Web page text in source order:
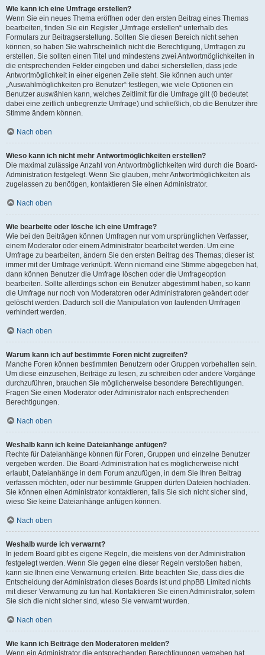
Wie kann ich eine Umfrage erstellen?
Wenn Sie ein neues Thema eröffnen oder den ersten Beitrag eines Themas
bearbeiten, finden Sie ein Register „Umfrage erstellen“ unterhalb des
Formulars zur Beitragserstellung. Sollten Sie diesen Bereich nicht sehen
können, so haben Sie wahrscheinlich nicht die Berechtigung, Umfragen zu
erstellen. Sie sollten einen Titel und mindestens zwei Antwortmöglichkeiten in
die entsprechenden Felder eingeben und dabei sicherstellen, dass jede
Antwortmöglichkeit in einer eigenen Zeile steht. Sie können auch unter
„Auswahlmöglichkeiten pro Benutzer“ festlegen, wie viele Optionen ein
Benutzer auswählen kann, welches Zeitlimit für die Umfrage gilt (0 bedeutet
dabei eine zeitlich unbegrenzte Umfrage) und schließlich, ob die Benutzer ihre
Stimme ändern können.
Nach oben
Wieso kann ich nicht mehr Antwortmöglichkeiten erstellen?
Die maximal zulässige Anzahl von Antwortmöglichkeiten wird durch die Board-
Administration festgelegt. Wenn Sie glauben, mehr Antwortmöglichkeiten als
zugelassen zu benötigen, kontaktieren Sie einen Administrator.
Nach oben
Wie bearbeite oder lösche ich eine Umfrage?
Wie bei den Beiträgen können Umfragen nur vom ursprünglichen Verfasser,
einem Moderator oder einem Administrator bearbeitet werden. Um eine
Umfrage zu bearbeiten, ändern Sie den ersten Beitrag des Themas; dieser ist
immer mit der Umfrage verknüpft. Wenn niemand eine Stimme abgegeben hat,
dann können Benutzer die Umfrage löschen oder die Umfrageoption
bearbeiten. Sollte allerdings schon ein Benutzer abgestimmt haben, so kann
die Umfrage nur noch von Moderatoren oder Administratoren geändert oder
gelöscht werden. Dadurch soll die Manipulation von laufenden Umfragen
verhindert werden.
Nach oben
Warum kann ich auf bestimmte Foren nicht zugreifen?
Manche Foren können bestimmten Benutzern oder Gruppen vorbehalten sein.
Um diese einzusehen, Beiträge zu lesen, zu schreiben oder andere Vorgänge
durchzuführen, brauchen Sie möglicherweise besondere Berechtigungen.
Fragen Sie einen Moderator oder Administrator nach entsprechenden
Berechtigungen.
Nach oben
Weshalb kann ich keine Dateianhänge anfügen?
Rechte für Dateianhänge können für Foren, Gruppen und einzelne Benutzer
vergeben werden. Die Board-Administration hat es möglicherweise nicht
erlaubt, Dateianhänge in dem Forum anzufügen, in dem Sie Ihren Beitrag
verfassen möchten, oder nur bestimmte Gruppen dürfen Dateien hochladen.
Sie können einen Administrator kontaktieren, falls Sie sich nicht sicher sind,
wieso Sie keine Dateianhänge anfügen können.
Nach oben
Weshalb wurde ich verwarnt?
In jedem Board gibt es eigene Regeln, die meistens von der Administration
festgelegt werden. Wenn Sie gegen eine dieser Regeln verstoßen haben,
kann sie Ihnen eine Verwarnung erteilen. Bitte beachten Sie, dass dies die
Entscheidung der Administration dieses Boards ist und phpBB Limited nichts
mit dieser Verwarnung zu tun hat. Kontaktieren Sie einen Administrator, sofern
Sie sich die nicht sicher sind, wieso Sie verwarnt wurden.
Nach oben
Wie kann ich Beiträge den Moderatoren melden?
Wenn ein Administrator die entsprechenden Berechtigungen vergeben hat,